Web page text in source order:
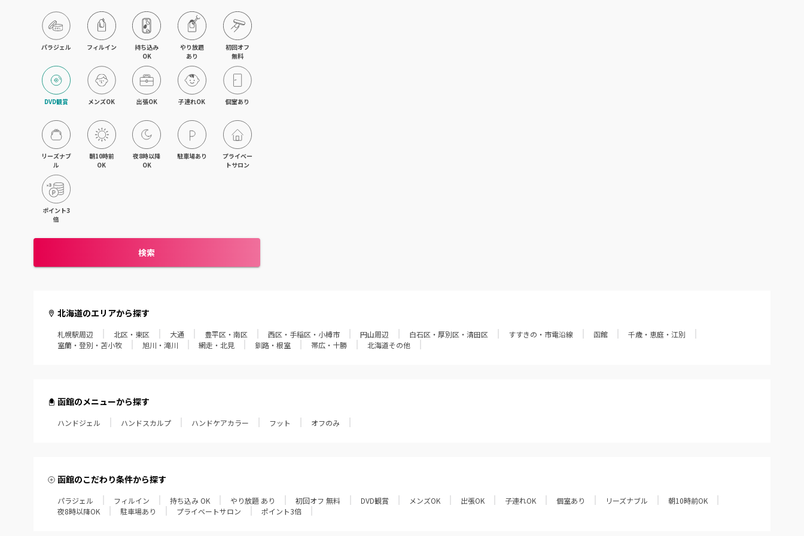
旭川・滝川
網走・北見
釧路・根室
帯広・十勝
北海道その他
パラジェル フィルイン
持ち込み
OK
やり放題
あり
初回オフ
無料
DVD観賞 メンズOK 出張OK 子連れOK 個室あり
リーズナブ
ル
朝10時前
OK
夜8時以降
OK
駐車場あり
プライベー
トサロン
ポイント3
倍
検索
北海道のエリアから探す
札幌駅周辺 北区・東区 大通 豊平区・南区 西区・手稲区・小樽市 円山周辺 白石区・厚別区・清田区 すすきの・市電沿線 函館
千歳・恵庭・江別
室蘭・登別・苫小牧
旭川・滝川 網走・北見 釧路・根室 帯広・十勝 北海道その他
函館のメニューから探す
ハンドジェル ハンドスカルプ ハンドケアカラー フット オフのみ
函館のこだわり条件から探す
パラジェル フィルイン 持ち込み OK やり放題 あり 初回オフ 無料 DVD観賞 メンズOK 出張OK 子連れOK 個室あり リーズナブル
朝10時前OK
夜8時以降OK
駐車場あり プライベートサロン ポイント3倍